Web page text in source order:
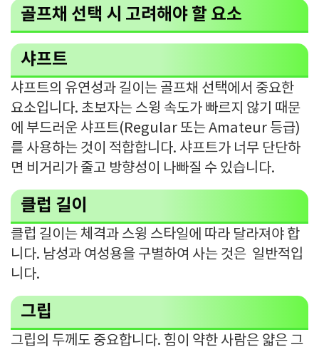
골프채 선택 시 고려해야 할 요소
샤프트
샤프트의 유연성과 길이는 골프채 선택에서 중요한
요소입니다. 초보자는 스윙 속도가 빠르지 않기 때문
에 부드러운 샤프트(Regular 또는 Amateur 등급)
를 사용하는 것이 적합합니다. 샤프트가 너무 단단하
면 비거리가 줄고 방향성이 나빠질 수 있습니다.
클럽 길이
클럽 길이는 체격과 스윙 스타일에 따라 달라져야 합
니다. 남성과 여성용을 구별하여 사는 것은 일반적입
니다.
그립
그립의 두께도 중요합니다. 힘이 약한 사람은 얇은 그